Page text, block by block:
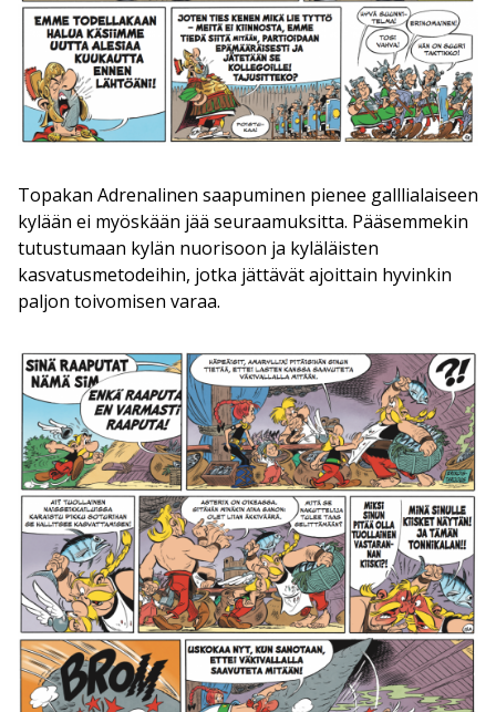
Topakan Adrenalinen saapuminen pienee galllialaiseen
kylään ei myöskään jää seuraamuksitta. Pääsemmekin
tutustumaan kylän nuorisoon ja kyläläisten
kasvatusmetodeihin, jotka jättävät ajoittain hyvinkin
paljon toivomisen varaa.